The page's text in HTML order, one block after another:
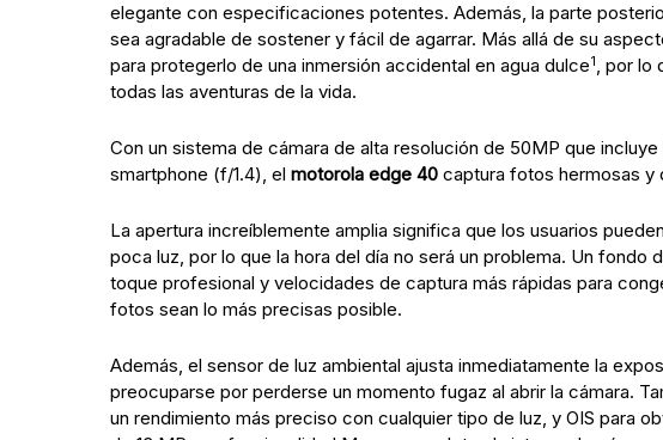
elegante con especificaciones potentes. Además, la parte
sea agradable de sostener y fácil de agarrar. Más allá de su
para protegerlo de una inmersión accidental en agua dulce1, por lo
todas las aventuras de la vida.
Con un sistema de cámara de alta resolución de 50MP que
smartphone (f/1.4), el motorola edge 40 captura fotos hermosas y
La apertura increíblemente amplia significa que los usuarios
poca luz, por lo que la hora del día no será un problema. Un fondo
toque profesional y velocidades de captura más rápidas para
fotos sean lo más precisas posible.
Además, el sensor de luz ambiental ajusta inmediatamente la
preocuparse por perderse un momento fugaz al abrir la cámara.
un rendimiento más preciso con cualquier tipo de luz, y OIS para